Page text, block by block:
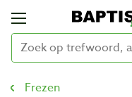
Frezen